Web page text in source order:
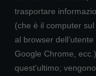
trasportare
(che è il computer
al browser
Google Chrome,
quest’ultimo;